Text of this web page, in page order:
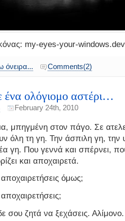
my-eyes-your-
όνειρα... Comments(2)
ολόγιομο αστέρι…
February 24th, 2010
μπηγμένη στον πάγο. Σε
όλη τη γη. Την άσπιλη γη, την
γη. Που γεννά και σπέρνει,
και αποχαιρετά.
όμως;
σου ζητά να ξεχάσεις. Αλίμονο.